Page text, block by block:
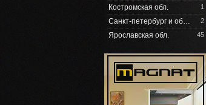
Костромская обл. 1
Санкт-петербург и об… 2
Ярославская обл. 45